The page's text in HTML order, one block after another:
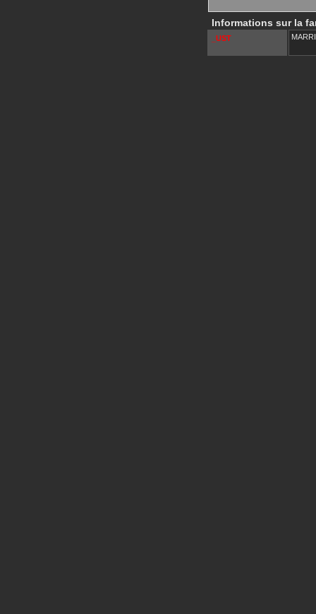
Informations sur la
_UST